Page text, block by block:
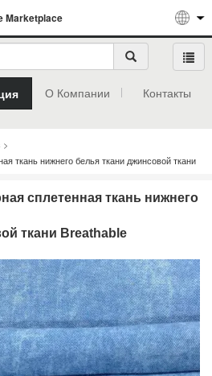
Marketplace
О Компании Контакты
>
ткань нижнего белья ткани джинсовой ткани
сплетенная ткань нижнего
ткани Breathable